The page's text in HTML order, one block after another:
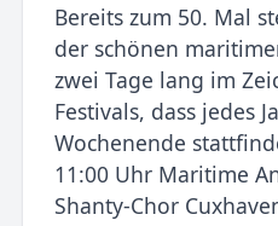
Bereits zum 50. Mal
der schönen
zwei Tage lang im
Festivals, dass jedes
Wochenende
11:00 Uhr Maritime
Shanty-Chor